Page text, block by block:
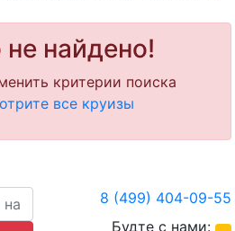
не найдено!
критерии поиска
все круизы
8 (499) 404-09-55
Будте с нами: